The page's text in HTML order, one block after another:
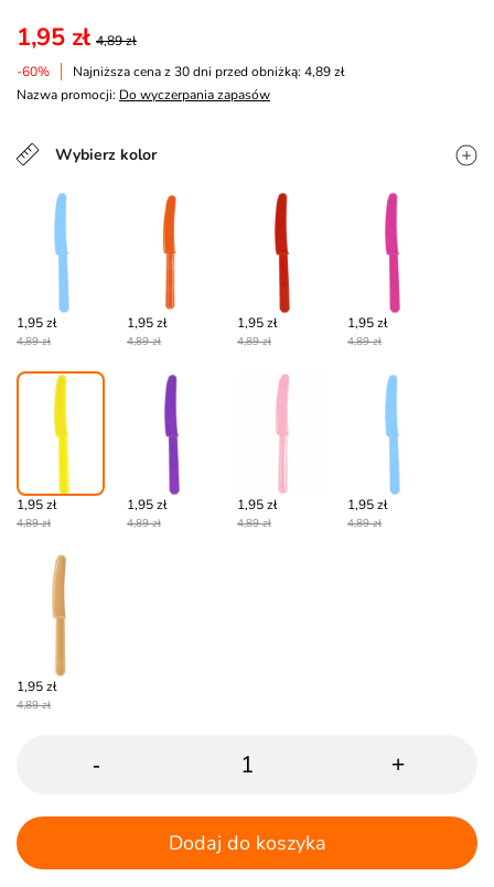
1,95 zł 4,89 zł
-60%
Najniższa cena z 30 dni przed obniżką: 4,89 zł
Nazwa promocji: Do wyczerpania zapasów
Wybierz kolor
1,95 zł
4,89 zł
1,95 zł
4,89 zł
1,95 zł
4,89 zł
1,95 zł
4,89 zł
1,95 zł
4,89 zł
1,95 zł
4,89 zł
1,95 zł
4,89 zł
1,95 zł
4,89 zł
1,95 zł
4,89 zł
- +
Dodaj do koszyka